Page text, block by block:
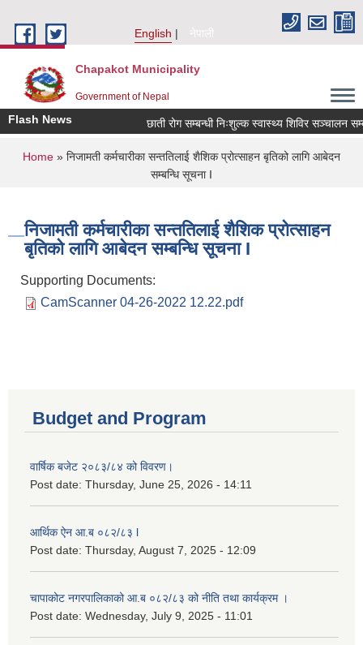
English
नेपाली
Chapakot Municipality
Government of Nepal
Flash News छाती रोग सम्बन्धी निःशुल्क स्वास्थ्य शिविर सञ्चालन
You are here
Home » निजामती कर्मचारीका सन्ततिलाई शैशिक प्रोत्साहन बृतिको लागि आबेदन
सम्बन्धि सूचना I
निजामती कर्मचारीका सन्ततिलाई शैशिक प्रोत्साहन
बृतिको लागि आबेदन सम्बन्धि सूचना I
Supporting Documents:
CamScanner 04-26-2022 12.22.pdf
Budget and Program
वार्षिक बजेट २०८३/८४ को विवरण।
Post date: Thursday, June 25, 2026 - 14:11
आर्थिक ऐन आ.ब ०८२/८३ l
Post date: Thursday, August 7, 2025 - 12:09
चापाकोट नगरपालिकाको आ.ब ०८२/८३ को नीति तथा कार्यक्रम ।
Post date: Wednesday, July 9, 2025 - 11:01